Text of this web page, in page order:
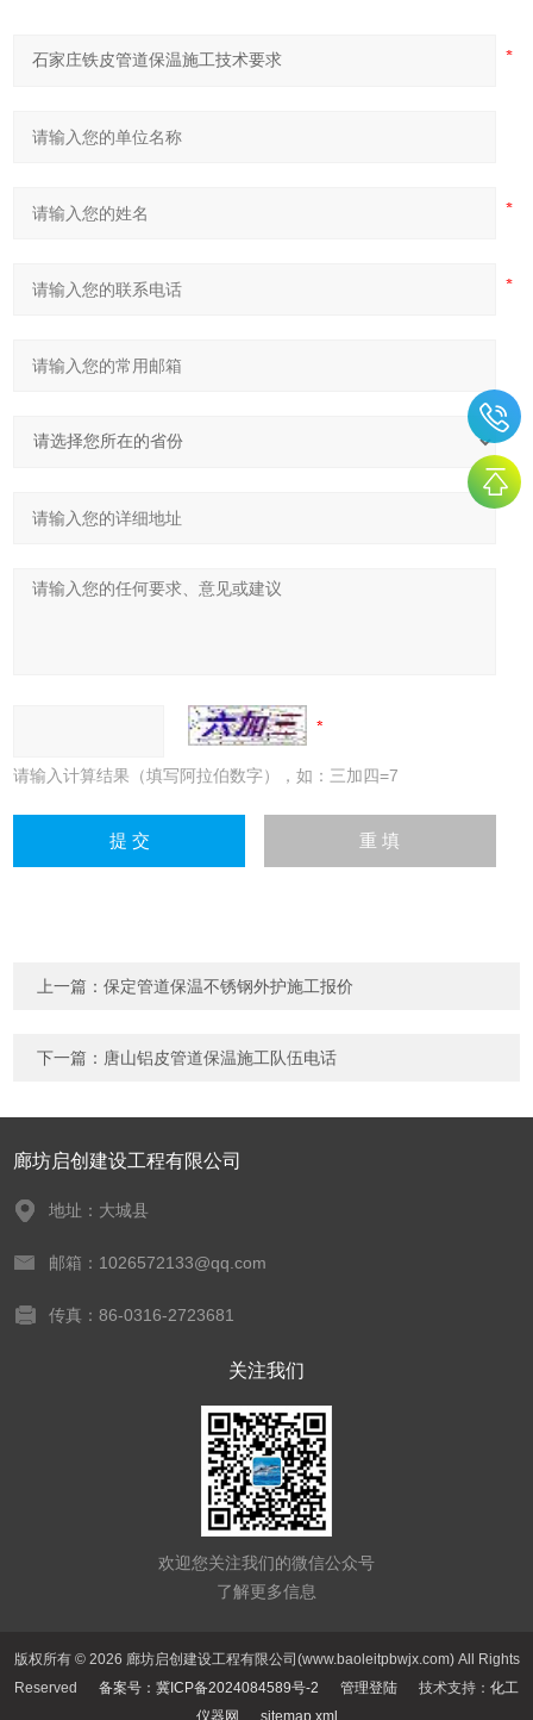
请输入计算结果（填写阿拉伯数字），如：三加四=7
上一篇：保定管道保温不锈钢外护施工报价
下一篇： 唐山铝皮管道保温施工队伍电话
廊坊启创建设工程有限公司
地址：大城县
邮箱：1026572133@qq.com
传真：86-0316-2723681
关注我们
欢迎您关注我们的微信公众号
了解更多信息
版权所有 © 2026 廊坊启创建设工程有限公司(www.baoleitpbwjx.com) All Rights
Reserved 备案号：冀ICP备2024084589号-2 管理登陆 技术支持： 化工
仪器网
sitemap.xml